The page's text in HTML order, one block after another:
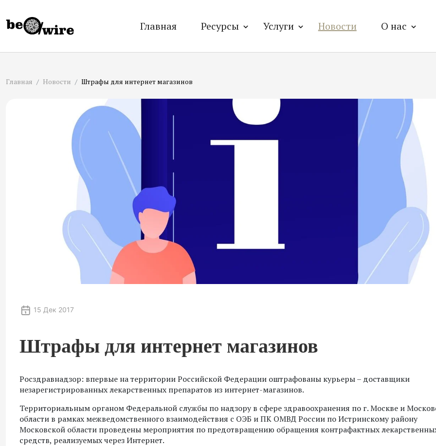
Главная Ресурсы Услуги Новости О нас
Главная Новости Штрафы для интернет магазинов
15 Дек 2017
Штрафы для интернет магазинов
Росздравнадзор: впервые на территории Российской Федерации оштрафованы курьеры – доставщики
незарегистрированных лекарственных препаратов из интернет-магазинов.
Территориальным органом Федеральной службы по надзору в сфере здравоохранения по г. Москве и
области в рамках межведомственного взаимодействия с ОЭБ и ПК ОМВД России по Истринскому району
Московской области проведены мероприятия по предотвращению обращения контрафактных
средств, реализуемых через Интернет.